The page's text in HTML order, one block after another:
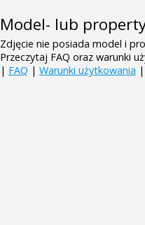
Model- lub
Zdjęcie nie posiada model i
Przeczytaj FAQ oraz warunki
| FAQ | Warunki użytkowania |